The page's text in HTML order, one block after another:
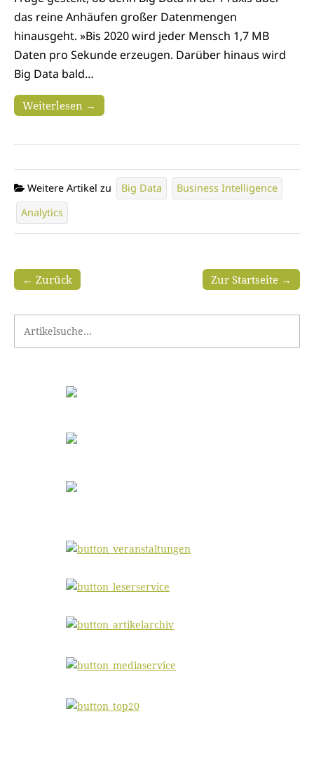
das reine Anhäufen großer Datenmengen
hinausgeht. »Bis 2020 wird jeder Mensch 1,7 MB
Daten pro Sekunde erzeugen. Darüber hinaus wird
Big Data bald…
Weiterlesen →
Weitere Artikel zu Big Data
Business Intelligence
Analytics
Zur Startseite →
← Zurück